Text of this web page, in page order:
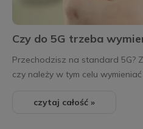
Czy do 5G trzeba
Przechodzisz na standard 5G?
czy należy w tym celu
czytaj całość »